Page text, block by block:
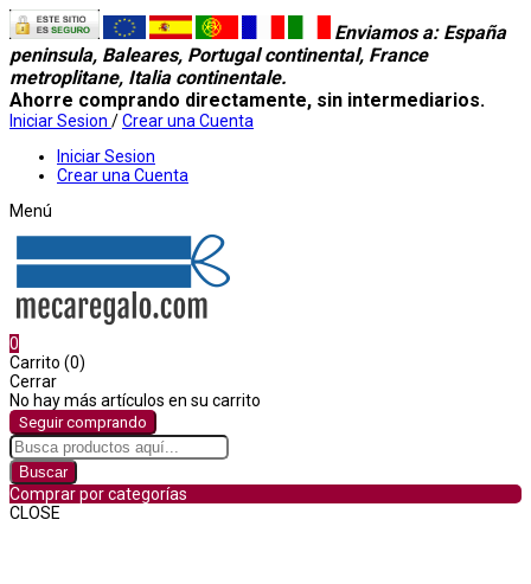
Enviamos a: España
peninsula, Baleares, Portugal continental, France
metroplitane, Italia continentale.
Ahorre comprando directamente, sin intermediarios.
Iniciar Sesion /Crear una Cuenta
Iniciar Sesion
Crear una Cuenta
Menú
0
Carrito (0)
Cerrar
No hay más artículos en su carrito
Seguir comprando
Buscar
Comprar por categorías
CLOSE